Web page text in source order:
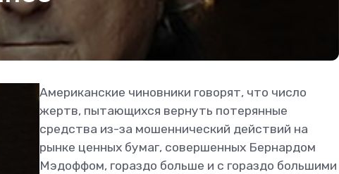
Американские чиновники говорят, что число
жертв, пытающихся вернуть потерянные
средства из-за мошеннический действий на
рынке ценных бумаг, совершенных Бернардом
Мэдоффом, гораздо больше и с гораздо большими